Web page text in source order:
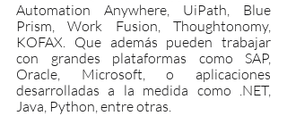
Automation Anywhere, UiPath, Blue
Prism, Work Fusion, Thoughtonomy,
KOFAX. Que además pueden trabajar
con grandes plataformas como SAP,
Oracle, Microsoft, o aplicaciones
desarrolladas a la medida como .NET,
Java, Python, entre otras.